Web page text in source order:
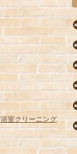
浴室クリーニング